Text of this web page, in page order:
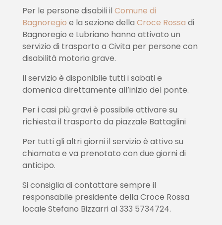
Per le persone disabili il Comune di
Bagnoregio e la sezione della Croce Rossa di
Bagnoregio e Lubriano hanno attivato un
servizio di trasporto a Civita per persone con
disabilità motoria grave.
Il servizio è disponibile tutti i sabati e
domenica direttamente all’inizio del ponte.
Per i casi più gravi è possibile attivare su
richiesta il trasporto da piazzale Battaglini
Per tutti gli altri giorni il servizio è attivo su
chiamata e va prenotato con due giorni di
anticipo.
Si consiglia di contattare sempre il
responsabile presidente della Croce Rossa
locale Stefano Bizzarri al 333 5734724.